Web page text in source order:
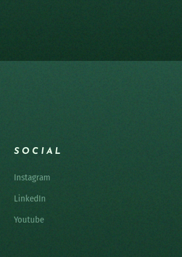
SOCIAL
Instagram
LinkedIn
Youtube